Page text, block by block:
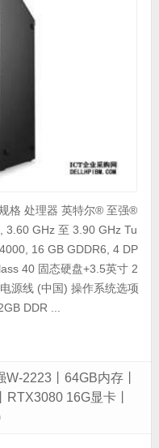
格 处理器 英特尔® 至强®
3.60 GHz 至 3.90 GHz Tu
16 GB GDDR6, 4 DP
40 固态硬盘+3.5英寸 2
源线 (中国) 操作系统选项
DDR ...
2223丨64GB内存丨
16G显卡丨